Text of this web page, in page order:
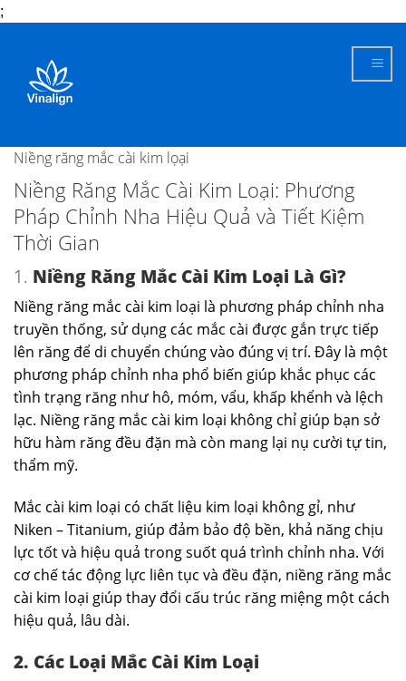
;
content
Niềng răng mắc cài kim lọại
Niềng Răng Mắc Cài Kim Loại: Phương
Pháp Chỉnh Nha Hiệu Quả và Tiết Kiệm
Thời Gian
1. Niềng Răng Mắc Cài Kim Loại Là Gì?
Niềng răng mắc cài kim loại là phương pháp chỉnh nha
truyền thống, sử dụng các mắc cài được gắn trực tiếp
lên răng để di chuyển chúng vào đúng vị trí. Đây là một
phương pháp chỉnh nha phổ biến giúp khắc phục các
tình trạng răng như hô, móm, vẩu, khấp khểnh và lệch
lạc. Niềng răng mắc cài kim loại không chỉ giúp bạn sở
hữu hàm răng đều đặn mà còn mang lại nụ cười tự tin,
thẩm mỹ.
Mắc cài kim loại có chất liệu kim loại không gỉ, như
Niken – Titanium, giúp đảm bảo độ bền, khả năng chịu
lực tốt và hiệu quả trong suốt quá trình chỉnh nha. Với
cơ chế tác động lực liên tục và đều đặn, niềng răng mắc
cài kim loại giúp thay đổi cấu trúc răng miệng một cách
hiệu quả, lâu dài.
2. Các Loại Mắc Cài Kim Loại